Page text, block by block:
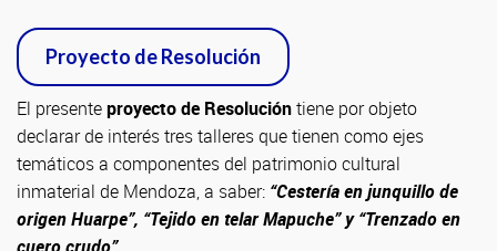
Proyecto de Resolución
El presenteproyecto de Resolucióntiene por objeto
declarar de interés tres talleres que tienen como ejes
temáticos a componentes del patrimonio cultural
inmaterial de Mendoza, a saber: “Cestería en junquillo de
origen Huarpe”, “Tejido en telar Mapuche” y “Trenzado en